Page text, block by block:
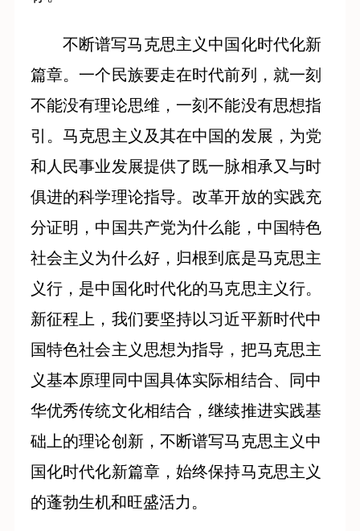
不断谱写马克思主义中国化时代化新
篇章。一个民族要走在时代前列，就一刻
不能没有理论思维，一刻不能没有思想指
引。马克思主义及其在中国的发展，为党
和人民事业发展提供了既一脉相承又与时
俱进的科学理论指导。改革开放的实践充
分证明，中国共产党为什么能，中国特色
社会主义为什么好，归根到底是马克思主
义行，是中国化时代化的马克思主义行。
新征程上，我们要坚持以习近平新时代中
国特色社会主义思想为指导，把马克思主
义基本原理同中国具体实际相结合、同中
华优秀传统文化相结合，继续推进实践基
础上的理论创新，不断谱写马克思主义中
国化时代化新篇章，始终保持马克思主义
的蓬勃生机和旺盛活力。